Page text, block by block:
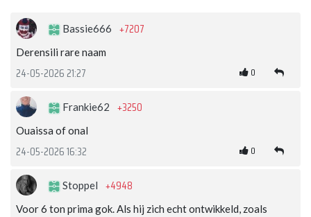
Bassie666 +7207
Derensili rare naam
24-05-2026 21:27 0
Frankie62 +3250
Ouaissa of onal
24-05-2026 16:32 0
Stoppel +4948
Voor 6 ton prima gok. Als hij zich echt ontwikkeld, zoals